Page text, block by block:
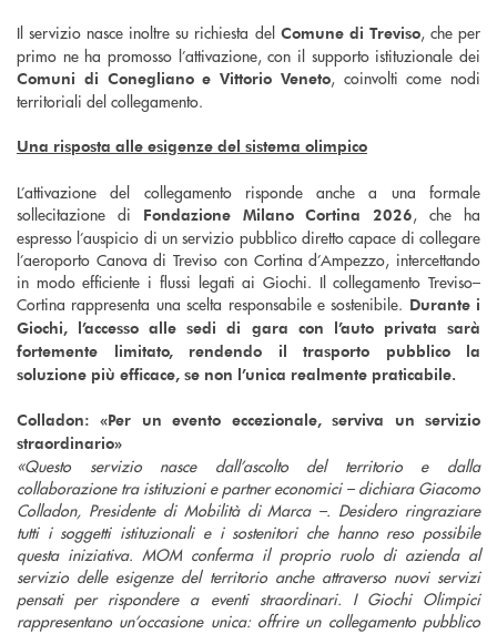
Il servizio nasce inoltre su richiesta del Comune di Treviso, che per
primo ne ha promosso l’attivazione, con il supporto istituzionale dei
Comuni di Conegliano e Vittorio Veneto, coinvolti come nodi
territoriali del collegamento.
Una risposta alle esigenze del sistema olimpico
L’attivazione del collegamento risponde anche a una formale
sollecitazione di Fondazione Milano Cortina 2026, che ha
espresso l’auspicio di un servizio pubblico diretto capace di collegare
l’aeroporto Canova di Treviso con Cortina d’Ampezzo, intercettando
in modo efficiente i flussi legati ai Giochi. Il collegamento Treviso–
Cortina rappresenta una scelta responsabile e sostenibile. Durante i
Giochi, l’accesso alle sedi di gara con l’auto privata sarà
fortemente limitato, rendendo il trasporto pubblico la
soluzione più efficace, se non l’unica realmente praticabile.
Colladon: «Per un evento eccezionale, serviva un servizio
straordinario»
«Questo servizio nasce dall’ascolto del territorio e dalla
collaborazione tra istituzioni e partner economici – dichiara Giacomo
Colladon, Presidente di Mobilità di Marca –. Desidero ringraziare
tutti i soggetti istituzionali e i sostenitori che hanno reso possibile
questa iniziativa. MOM conferma il proprio ruolo di azienda al
servizio delle esigenze del territorio anche attraverso nuovi servizi
pensati per rispondere a eventi straordinari. I Giochi Olimpici
rappresentano un’occasione unica: offrire un collegamento pubblico